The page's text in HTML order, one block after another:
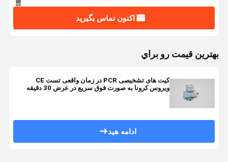
اکنون تماس بگیرید
بهترين قيمت رو براي
کیت های تشخیصی PCR در زمان واقعی تست CE
ویروس کرونا به صورت فوق سریع در عرض 30 دقیقه
ادامه هید